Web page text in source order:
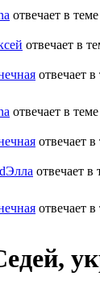
отвечает в
отвечает в
отвечает в
отвечает в
отвечает в
отвечает в
отвечает в